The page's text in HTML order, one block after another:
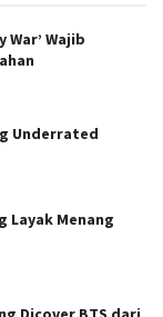
War’ Wajib
Underrated
Layak Menang